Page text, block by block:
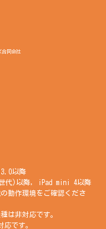
合同会社
以降
代)以降, iPad mini 4以降
動作環境をご確認くださ
は非対応です。
です。